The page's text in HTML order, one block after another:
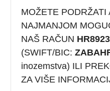
MOŽETE PODRŽATI
NAJMANJOM
NAŠ RAČUN
(SWIFT/BIC:
inozemstva) ILI
ZA VIŠE